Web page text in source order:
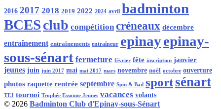
2016 2017 2018 2019 2022 2024 avril badminton
BCESclub compétition créneaux décembre
entraînement entraînements entraîneur epinayepinay-
sous-sénart fermeture février fête inscription janvier
jeunes juin juin 2017 mai mai 2017 mars novembre noël octobre ouverture
photos raquette rentrée septembre Spin & Bad sportsénart
TEJ tournoi Trophée Essonne Jeunes vacances volants
© 2026 Badminton Club d'Epinay-sous-Sénart